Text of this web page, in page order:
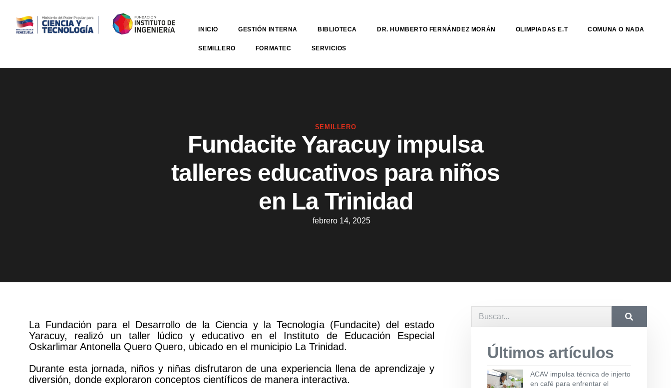
INICIO GESTIÓN INTERNA BIBLIOTECA DR. HUMBERTO FERNÁNDEZ MORÁN OLIMPIADAS E.T COMUNA O NADA
SEMILLERO FORMATEC SERVICIOS
SEMILLERO
Fundacite Yaracuy impulsa
talleres educativos para niños
en La Trinidad
febrero 14, 2025
La Fundación para el Desarrollo de la Ciencia y la Tecnología (Fundacite) del estado
Yaracuy, realizó un taller lúdico y educativo en el Instituto de Educación Especial
Oskarlimar Antonella Quero Quero, ubicado en el municipio La Trinidad.
Durante esta jornada, niños y niñas disfrutaron de una experiencia llena de aprendizaje y
diversión, donde exploraron conceptos científicos de manera interactiva.
Últimos artículos
ACAV impulsa técnica de injerto
en café para enfrentar el